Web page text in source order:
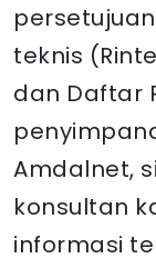
teknis
dan Daftar
Amdalnet,
konsultan
informasi